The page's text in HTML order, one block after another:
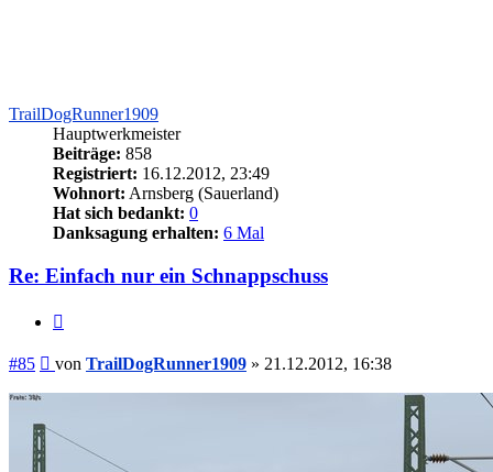
TrailDogRunner1909
Hauptwerkmeister
Beiträge: 858
Registriert: 16.12.2012, 23:49
Wohnort: Arnsberg (Sauerland)
Hat sich bedankt: 0
Danksagung erhalten: 6 Mal
Re: Einfach nur ein Schnappschuss
#85 Beitrag
von TrailDogRunner1909 » 21.12.2012, 16:38